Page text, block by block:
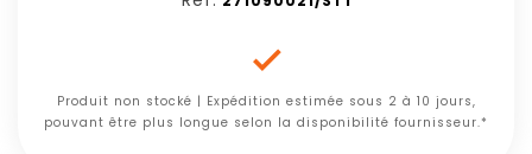

Produit non stocké | Expédition estimée sous 2 à 10 jours,
pouvant être plus longue selon la disponibilité fournisseur.*